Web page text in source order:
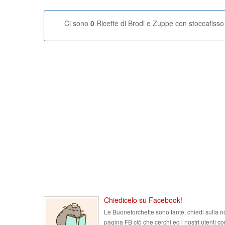
Ci sono 0 Ricette di Brodi e Zuppe con stoccafisso
Chiedicelo su Facebook!
Le Buoneforchette sono tante, chiedi sulla
pagina FB ciò che cerchi ed i nostri utenti